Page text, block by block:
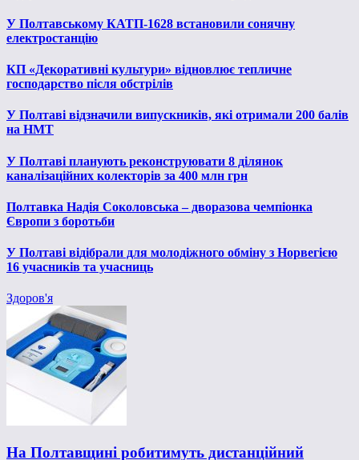
У Полтавському КАТП-1628 встановили сонячну
електростанцію
КП «Декоративні культури» відновлює тепличне
господарство після обстрілів
У Полтаві відзначили випускників, які отримали 200 балів
на НМТ
У Полтаві планують реконструювати 8 ділянок
каналізаційних колекторів за 400 млн грн
Полтавка Надія Соколовська – дворазова чемпіонка
Європи з боротьби
У Полтаві відібрали для молодіжного обміну з Норвегією
16 учасників та учасниць
Здоров'я
На Полтавщині робитимуть дистанційний